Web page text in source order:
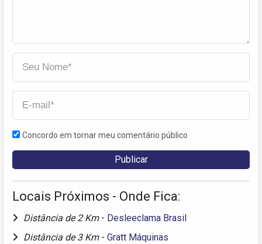
Concordo em tornar meu comentário público
Locais Próximos - Onde Fica:
Distância de 2 Km - Desleeclama Brasil
Distância de 3 Km - Gratt Máquinas